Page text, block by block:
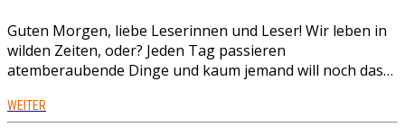
Guten Morgen, liebe Leserinnen und Leser! Wir leben in
wilden Zeiten, oder? Jeden Tag passieren
atemberaubende Dinge und kaum jemand will noch das…
WEITER